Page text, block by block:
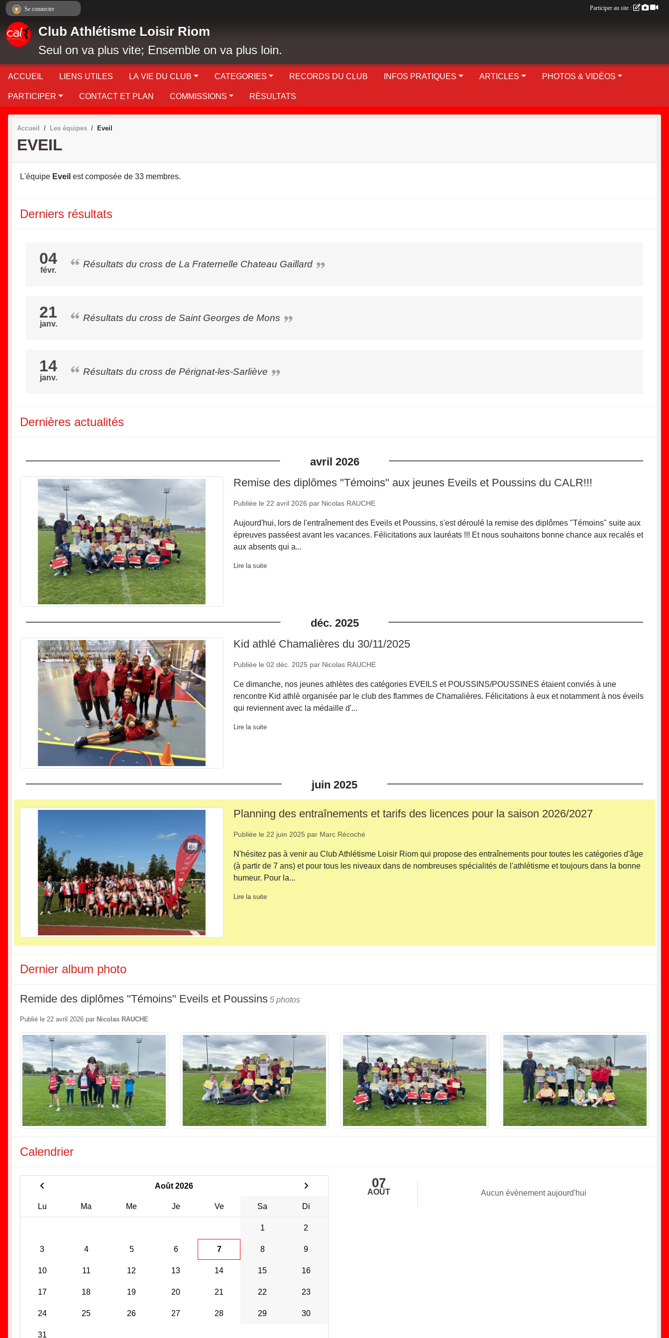
Club Athlétisme Loisir Riom
Seul on va plus vite; Ensemble on va plus loin.
ACCUEIL LIENS UTILES LA VIE DU CLUB CATEGORIES RECORDS DU CLUB INFOS PRATIQUES ARTICLES PHOTOS & VIDÉOS
PARTICIPER CONTACT ET PLAN COMMISSIONS RÉSULTATS
Accueil Les équipes Eveil
EVEIL
L'équipe Eveil est composée de 33 membres.
Derniers résultats
04
févr.
Résultats du cross de La Fraternelle Chateau Gaillard
21
janv.
Résultats du cross de Saint Georges de Mons
14
janv.
Résultats du cross de Pérignat-les-Sarliève
Dernières actualités
avril 2026
Remise des diplômes "Témoins" aux jeunes Eveils et Poussins du CALR!!!
Publiée le 22 avril 2026 par Nicolas RAUCHE
Aujourd'hui, lors de l'entraînement des Eveils et Poussins, s'est déroulé la remise des diplômes "Témoins" suite aux
épreuves passéest avant les vacances. Félicitations aux lauréats !!! Et nous souhaitons bonne chance aux recalés et
aux absents qui a...
Lire la suite
déc. 2025
Kid athlé Chamalières du 30/11/2025
Publiée le02 déc. 2025 par Nicolas RAUCHE
Ce dimanche, nos jeunes athlètes des catégories EVEILS et POUSSINS/POUSSINES étaient conviés à une
rencontre Kid athlè organisée par le club des flammes de Chamalières. Félicitations à eux et notamment à nos éveils
qui reviennent avec la médaille d'...
Lire la suite
juin 2025
Planning des entraînements et tarifs des licences pour la saison 2026/2027
Publiée le 22 juin 2025 par Marc Récoché
N'hésitez pas à venir au Club Athlétisme Loisir Riom qui propose des entraînements pour toutes les catégories d'âge
(à partir de 7 ans) et pour tous les niveaux dans de nombreuses spécialités de l'athlétisme et toujours dans la bonne
humeur. Pour la...
Lire la suite
Dernier album photo
Remide des diplômes "Témoins" Eveils et Poussins 5 photos
Publié le 22 avril 2026 par Nicolas RAUCHE
Calendrier
Août 2026
Lu Ma Me Je Ve Sa Di
1 2
3 4 5 6 7 8 9
10 11 12 13 14 15 16
17 18 19 20 21 22 23
24 25 26 27 28 29 30
31
07
AOÛT Aucun évènement aujourd'hui
Se connecter Participer au site :
Panneau de gestion des cookies